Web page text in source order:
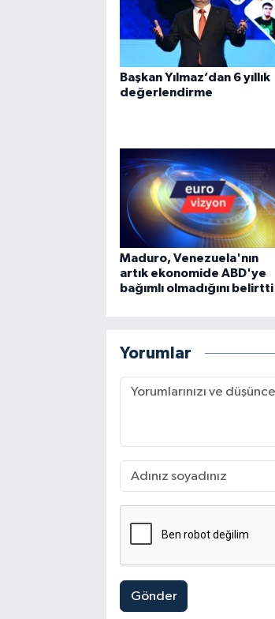
Başkan Yılmaz’dan 6 yıllık
değerlendirme
Maduro, Venezuela'nın
artık ekonomide ABD'ye
bağımlı olmadığını belirtti
Yorumlar
Gönder